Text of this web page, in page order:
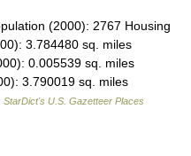
(2000): 2767 Housing
3.784480 sq. miles
0.005539 sq. miles
3.790019 sq. miles
StarDict's U.S. Gazetteer Places